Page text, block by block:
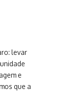
levar
e
que a